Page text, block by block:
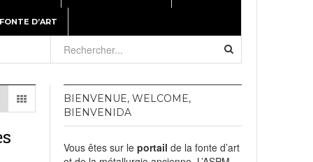
D’ART
BIENVENUE, WELCOME,
BIENVENIDA
Vous êtes sur le portail de la fonte d’art